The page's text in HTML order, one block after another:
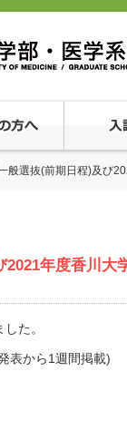
般選抜(前期日程)及び
年度香川
た。
表から1週間掲載)